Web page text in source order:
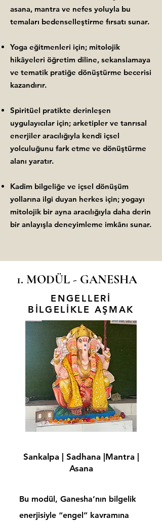
asana, mantra ve nefes yoluyla bu
temaları bedenselleştirme fırsatı sunar.
Yoga eğitmenleri için; mitolojik
hikâyeleri öğretim diline, sekanslamaya
ve tematik pratiğe dönüştürme becerisi
kazandırır.
Spiritüel pratikte derinleşen
uygulayıcılar için; arketipler ve tanrısal
enerjiler aracılığıyla kendi içsel
yolculuğunu fark etme ve dönüştürme
alanı yaratır.
Kadim bilgeliğe ve içsel dönüşüm
yollarına ilgi duyan herkes için; yogayı
mitolojik bir ayna aracılığıyla daha derin
bir anlayışla deneyimleme imkânı sunar.
1. MODÜL - GANESHA
ENGELLERİ
BİLGELİKLE AŞMAK
Sankalpa | Sadhana |Mantra |
Asana
Bu modül, Ganesha’nın bilgelik
enerjisiyle “engel” kavramına